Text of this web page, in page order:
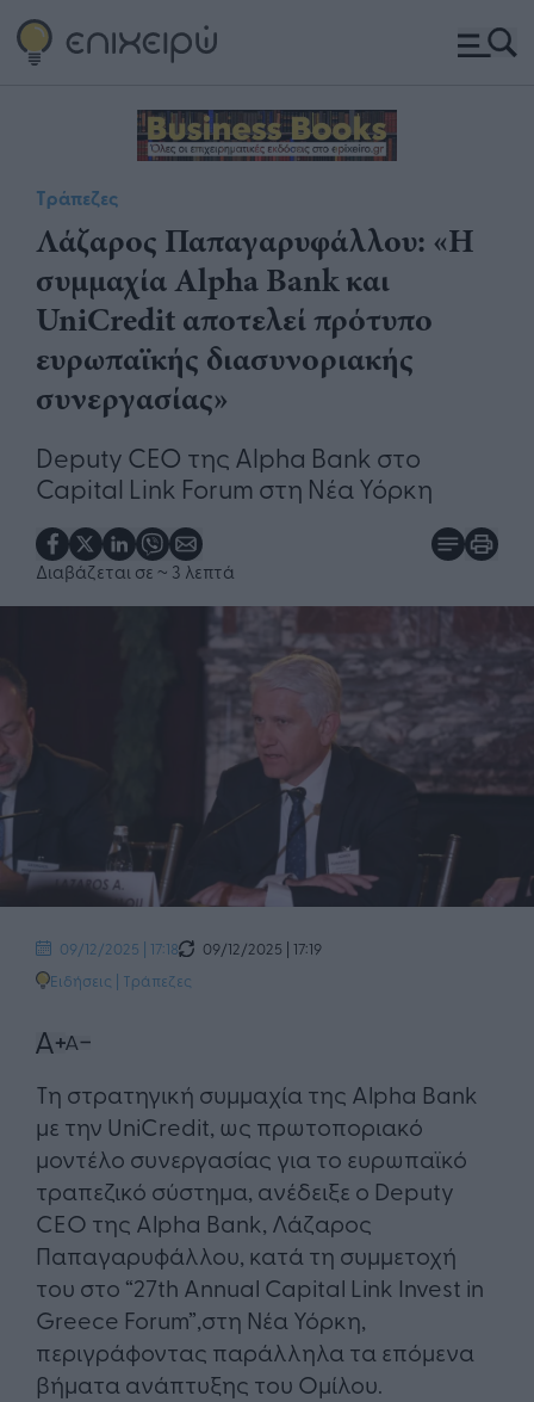
Τράπεζες
Λάζαρος Παπαγαρυφάλλου: «Η
συμμαχία Alpha Bank και
UniCredit αποτελεί πρότυπο
ευρωπαϊκής διασυνοριακής
συνεργασίας»
Deputy CEO της Alpha Bank στο
Capital Link Forum στη Νέα Υόρκη
Διαβάζεται σε ~ 3 λεπτά
09/12/2025 | 17:18
09/12/2025 | 17:19
Ειδήσεις | Τράπεζες
Τη στρατηγική συμμαχία της Alpha Bank
με την UniCredit, ως πρωτοποριακό
μοντέλο συνεργασίας για το ευρωπαϊκό
τραπεζικό σύστημα, ανέδειξε ο Deputy
CEO της Alpha Bank, Λάζαρος
Παπαγαρυφάλλου, κατά τη συμμετοχή
του στο “27th Annual Capital Link Invest in
Greece Forum”,στη Νέα Υόρκη,
περιγράφοντας παράλληλα τα επόμενα
βήματα ανάπτυξης του Ομίλου.